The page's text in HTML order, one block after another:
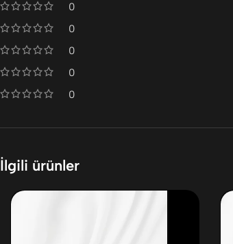
0
0
0
0
0
İlgili ürünler